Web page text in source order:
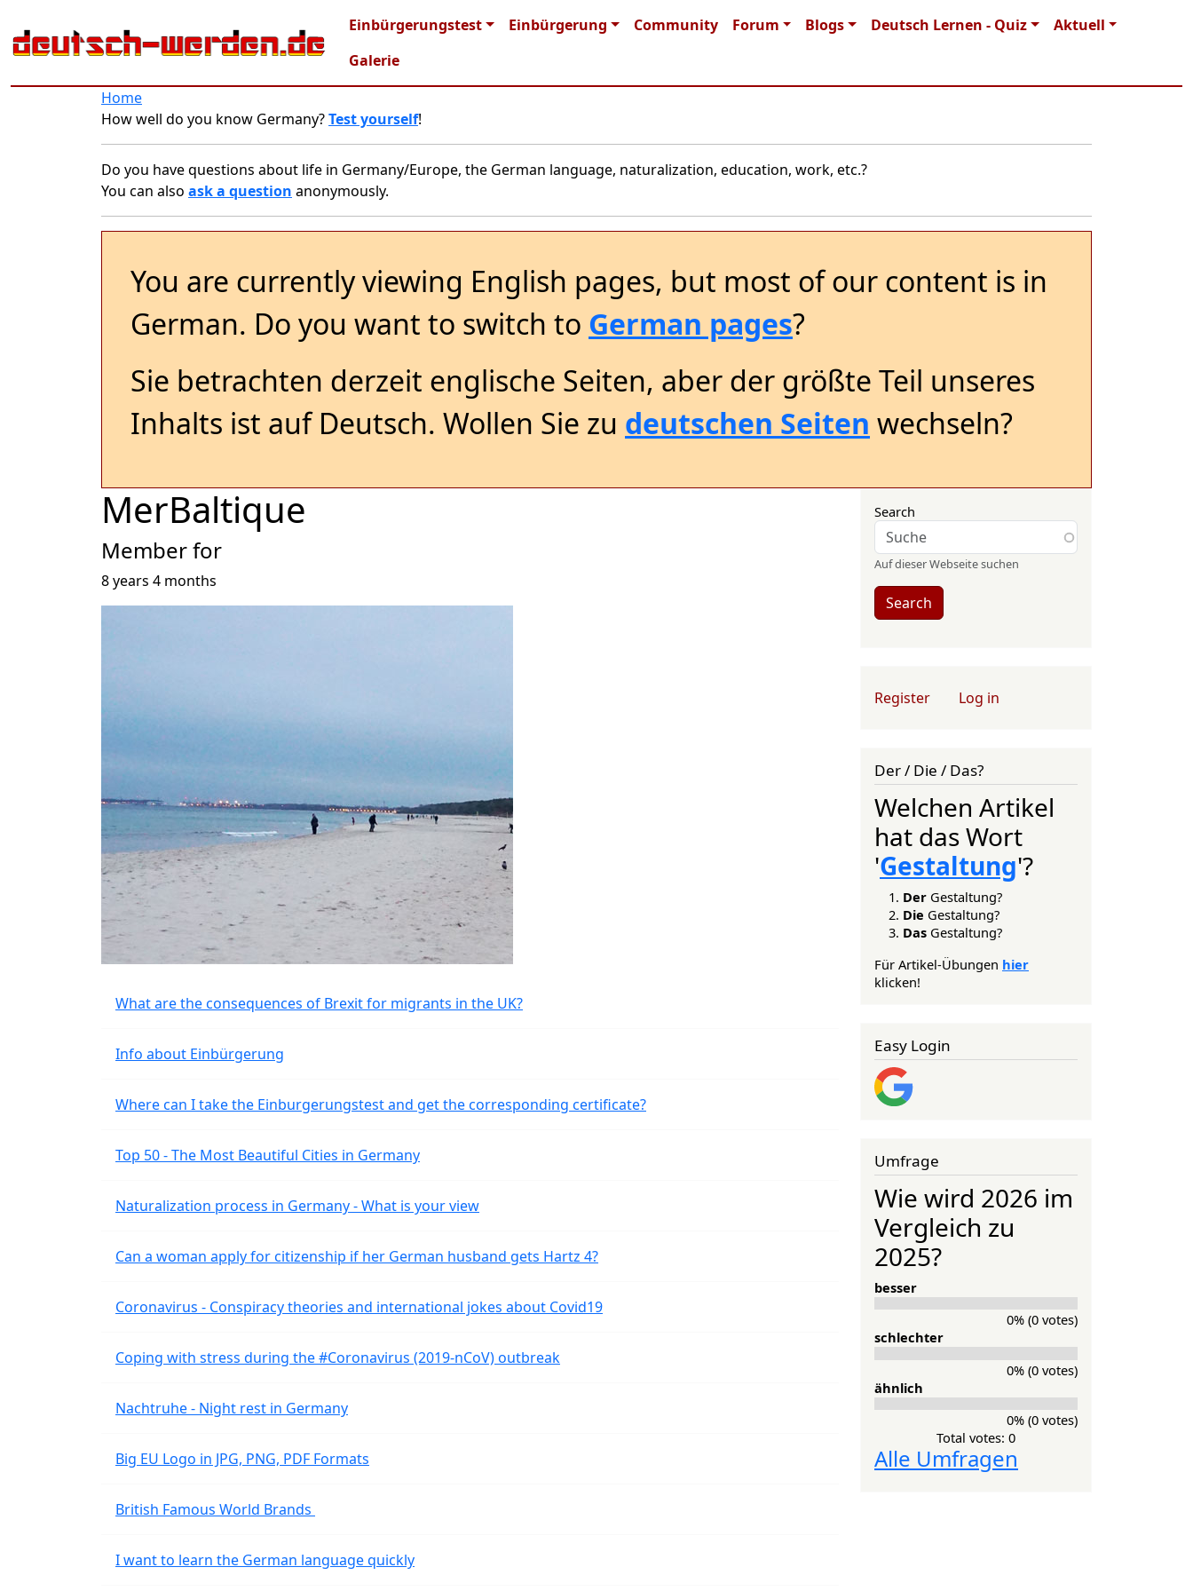
Main navigation
Einbürgerungstest Einbürgerung Community Forum Blogs Deutsch Lernen - Quiz
Aktuell
Galerie
Home
How well do you know Germany?Test yourself!
Do you have questions about life in Germany/Europe, the German language, naturalization, education, work, etc.?
You can also ask a question anonymously.
You are currently viewing English pages, but most of our content is in
German. Do you want to switch to German pages?
Sie betrachten derzeit englische Seiten, aber der größte Teil unseres
Inhalts ist auf Deutsch. Wollen Sie zu deutschen Seiten wechseln?
MerBaltique
Member for
8 years 4 months
What are the consequences of Brexit for migrants in the UK?
Info about Einbürgerung
Where can I take the Einburgerungstest and get the corresponding certificate?
Top 50 - The Most Beautiful Cities in Germany
Naturalization process in Germany - What is your view
Can a woman apply for citizenship if her German husband gets Hartz 4?
Coronavirus - Conspiracy theories and international jokes about Covid19
Coping with stress during the #Coronavirus (2019-nCoV) outbreak
Nachtruhe - Night rest in Germany
Big EU Logo in JPG, PNG, PDF Formats
British Famous World Brands
I want to learn the German language quickly
Search
Auf dieser Webseite suchen
Search
User account menu
Register Log in
Der / Die / Das?
Welchen Artikel
hat das Wort
'Gestaltung'?
Der Gestaltung?
Die Gestaltung?
Das Gestaltung?
Für Artikel-Übungen hier
klicken!
Easy Login
Umfrage
Wie wird 2026 im
Vergleich zu
2025?
besser
0% (0 votes)
schlechter
0% (0 votes)
ähnlich
0% (0 votes)
Total votes: 0
Alle Umfragen